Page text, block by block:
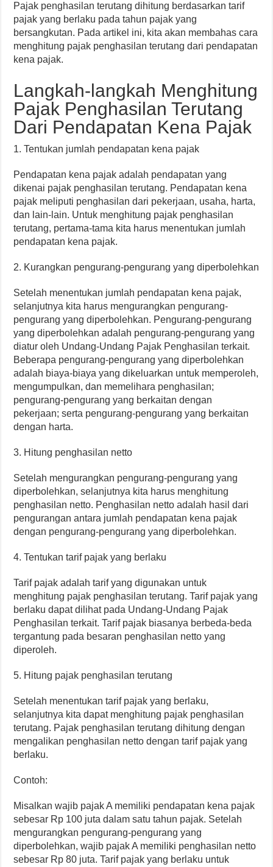
Pajak penghasilan terutang dihitung berdasarkan tarif
pajak yang berlaku pada tahun pajak yang
bersangkutan. Pada artikel ini, kita akan membahas cara
menghitung pajak penghasilan terutang dari pendapatan
kena pajak.
Langkah-langkah Menghitung
Pajak Penghasilan Terutang
Dari Pendapatan Kena Pajak
1. Tentukan jumlah pendapatan kena pajak
Pendapatan kena pajak adalah pendapatan yang
dikenai pajak penghasilan terutang. Pendapatan kena
pajak meliputi penghasilan dari pekerjaan, usaha, harta,
dan lain-lain. Untuk menghitung pajak penghasilan
terutang, pertama-tama kita harus menentukan jumlah
pendapatan kena pajak.
2. Kurangkan pengurang-pengurang yang diperbolehkan
Setelah menentukan jumlah pendapatan kena pajak,
selanjutnya kita harus mengurangkan pengurang-
pengurang yang diperbolehkan. Pengurang-pengurang
yang diperbolehkan adalah pengurang-pengurang yang
diatur oleh Undang-Undang Pajak Penghasilan terkait.
Beberapa pengurang-pengurang yang diperbolehkan
adalah biaya-biaya yang dikeluarkan untuk memperoleh,
mengumpulkan, dan memelihara penghasilan;
pengurang-pengurang yang berkaitan dengan
pekerjaan; serta pengurang-pengurang yang berkaitan
dengan harta.
3. Hitung penghasilan netto
Setelah mengurangkan pengurang-pengurang yang
diperbolehkan, selanjutnya kita harus menghitung
penghasilan netto. Penghasilan netto adalah hasil dari
pengurangan antara jumlah pendapatan kena pajak
dengan pengurang-pengurang yang diperbolehkan.
4. Tentukan tarif pajak yang berlaku
Tarif pajak adalah tarif yang digunakan untuk
menghitung pajak penghasilan terutang. Tarif pajak yang
berlaku dapat dilihat pada Undang-Undang Pajak
Penghasilan terkait. Tarif pajak biasanya berbeda-beda
tergantung pada besaran penghasilan netto yang
diperoleh.
5. Hitung pajak penghasilan terutang
Setelah menentukan tarif pajak yang berlaku,
selanjutnya kita dapat menghitung pajak penghasilan
terutang. Pajak penghasilan terutang dihitung dengan
mengalikan penghasilan netto dengan tarif pajak yang
berlaku.
Contoh:
Misalkan wajib pajak A memiliki pendapatan kena pajak
sebesar Rp 100 juta dalam satu tahun pajak. Setelah
mengurangkan pengurang-pengurang yang
diperbolehkan, wajib pajak A memiliki penghasilan netto
sebesar Rp 80 juta. Tarif pajak yang berlaku untuk